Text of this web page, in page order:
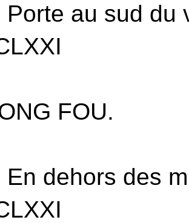
Porte au sud
FOU.
En dehors des